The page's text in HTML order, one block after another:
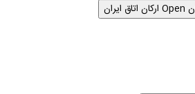
Open ارکان اتاق ایران